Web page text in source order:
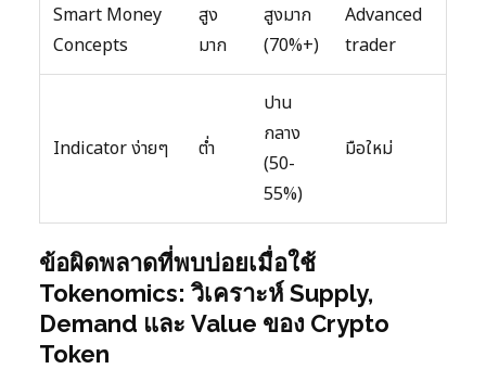
Smart Money
Concepts
สูง
มาก
สูงมาก
(70%+)
Advanced
trader
Indicator ง่ายๆ ต่ำ
ปาน
กลาง
(50-
55%)
มือใหม่
ข้อผิดพลาดที่พบบ่อยเมื่อใช้
Tokenomics: วิเคราะห์ Supply,
Demand และ Value ของ Crypto
Token